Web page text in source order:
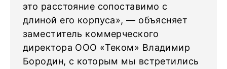
это расстояние сопоставимо с
длиной его корпуса», — объясняет
заместитель коммерческого
директора ООО «Теком» Владимир
Бородин, с которым мы встретились